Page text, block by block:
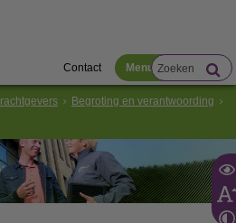
Contact Menu
Begroting en verantwoording